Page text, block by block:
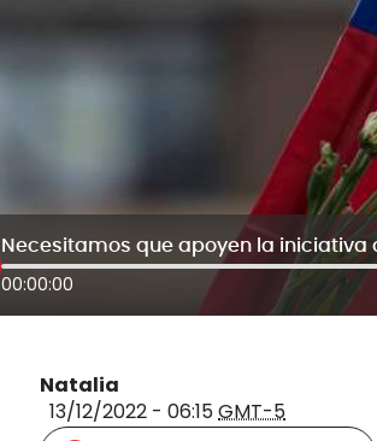
00:00:00
Natalia
13/12/2022 - 06:15GMT-5